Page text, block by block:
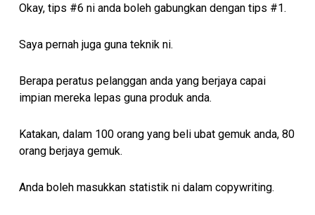
Okay, tips #6 ni anda boleh gabungkan dengan tips #1.
Saya pernah juga guna teknik ni.
Berapa peratus pelanggan anda yang berjaya capai
impian mereka lepas guna produk anda.
Katakan, dalam 100 orang yang beli ubat gemuk anda, 80
orang berjaya gemuk.
Anda boleh masukkan statistik ni dalam copywriting.